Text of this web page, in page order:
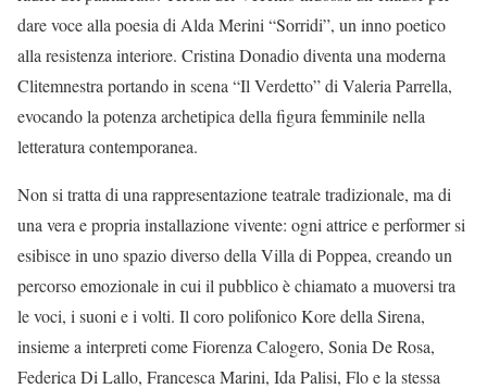
dare voce alla poesia di Alda Merini “Sorridi”, un inno poetico
alla resistenza interiore. Cristina Donadio diventa una moderna
Clitemnestra portando in scena “Il Verdetto” di Valeria Parrella,
evocando la potenza archetipica della figura femminile nella
letteratura contemporanea.
Non si tratta di una rappresentazione teatrale tradizionale, ma di
una vera e propria installazione vivente: ogni attrice e performer si
esibisce in uno spazio diverso della Villa di Poppea, creando un
percorso emozionale in cui il pubblico è chiamato a muoversi tra
le voci, i suoni e i volti. Il coro polifonico Kore della Sirena,
insieme a interpreti come Fiorenza Calogero, Sonia De Rosa,
Federica Di Lallo, Francesca Marini, Ida Palisi, Flo e la stessa